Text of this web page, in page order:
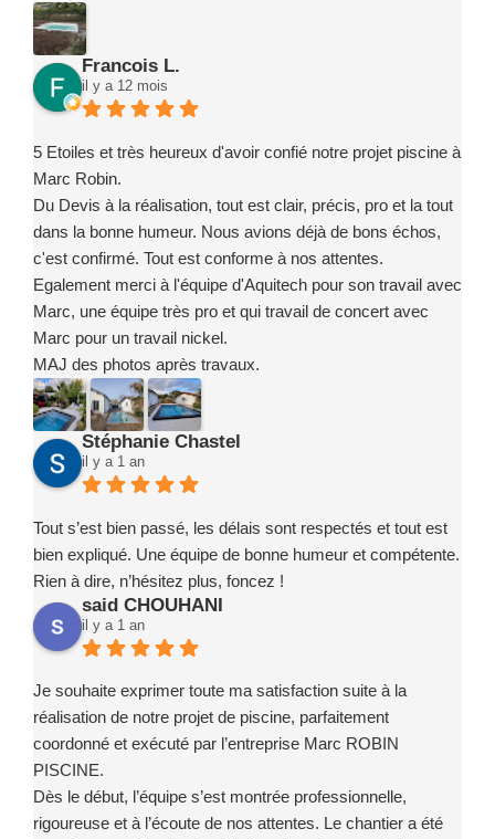
Francois L.
il y a 12 mois
5 Etoiles et très heureux d'avoir confié notre projet piscine à
Marc Robin.
Du Devis à la réalisation, tout est clair, précis, pro et la tout
dans la bonne humeur. Nous avions déjà de bons échos,
c'est confirmé. Tout est conforme à nos attentes.
Egalement merci à l'équipe d'Aquitech pour son travail avec
Marc, une équipe très pro et qui travail de concert avec
Marc pour un travail nickel.
MAJ des photos après travaux.
Stéphanie Chastel
il y a 1 an
Tout s’est bien passé, les délais sont respectés et tout est
bien expliqué. Une équipe de bonne humeur et compétente.
Rien à dire, n’hésitez plus, foncez !
said CHOUHANI
il y a 1 an
Je souhaite exprimer toute ma satisfaction suite à la
réalisation de notre projet de piscine, parfaitement
coordonné et exécuté par l’entreprise Marc ROBIN
PISCINE.
Dès le début, l’équipe s’est montrée professionnelle,
rigoureuse et à l’écoute de nos attentes. Le chantier a été